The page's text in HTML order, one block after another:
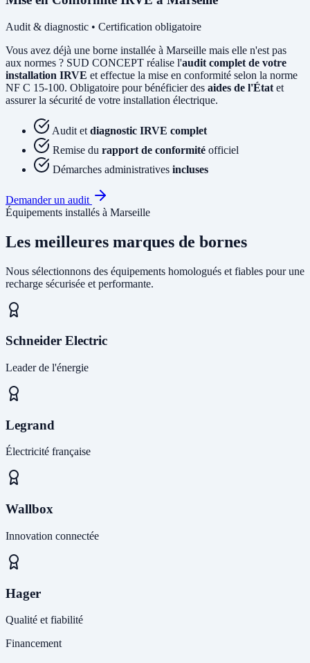
Audit & diagnostic • Certification obligatoire
Vous avez déjà une borne installée à Marseille mais elle n'est pas
aux normes ? SUD CONCEPT réalise l'audit complet de votre
installation IRVE et effectue la mise en conformité selon la norme
NF C 15-100. Obligatoire pour bénéficier des aides de l'État et
assurer la sécurité de votre installation électrique.
Audit et diagnostic IRVE complet
Remise du rapport de conformité officiel
Démarches administratives incluses
Demander un audit
Équipements installés à Marseille
Les meilleures marques de bornes
Nous sélectionnons des équipements homologués et fiables pour une
recharge sécurisée et performante.
Schneider Electric
Leader de l'énergie
Legrand
Électricité française
Wallbox
Innovation connectée
Hager
Qualité et fiabilité
Financement